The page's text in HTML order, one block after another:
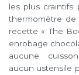
les plus craintifs
thermomètre de
recette « The
enrobage
aucune
aucun ustensile